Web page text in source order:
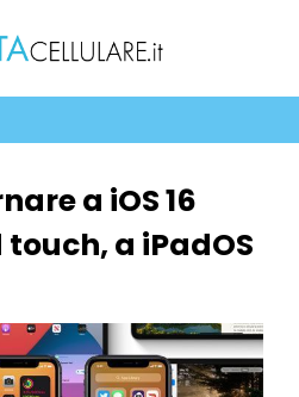
a iOS 16
touch, a iPadOS